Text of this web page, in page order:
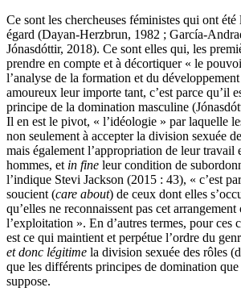
Ce sont les chercheuses féministes qui ont été
égard (Dayan-Herzbrun, 1982 ; García-
Jónasdóttir, 2018). Ce sont elles qui, les
prendre en compte et à décortiquer « le
l’analyse de la formation et du
amoureux leur importe tant, c’est parce qu’il
principe de la domination masculine
Il en est le pivot, « l’idéologie » par laquelle
non seulement à accepter la division sexuée
mais également l’appropriation de leur travail
hommes, et in fine leur condition de
l’indique Stevi Jackson (2015 : 43), « c’est
soucient (care about) de ceux dont elles
qu’elles ne reconnaissent pas cet arrangement
l’exploitation ». En d’autres termes, pour ces
est ce qui maintient et perpétue l’ordre du
et donc légitime la division sexuée des rôles
que les différents principes de domination
suppose.